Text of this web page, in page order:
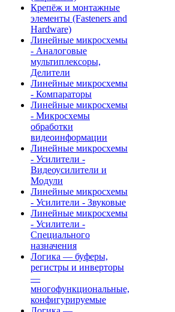
Крепёж и монтажные
элементы (Fasteners and
Hardware)
Линейные микросхемы
- Аналоговые
мультиплексоры,
Делители
Линейные микросхемы
- Компараторы
Линейные микросхемы
- Микросхемы
обработки
видеоинформации
Линейные микросхемы
- Усилители -
Видеоусилители и
Модули
Линейные микросхемы
- Усилители - Звуковые
Линейные микросхемы
- Усилители -
Специального
назначения
Логика — буферы,
регистры и инверторы
—
многофункциональные,
конфигурируемые